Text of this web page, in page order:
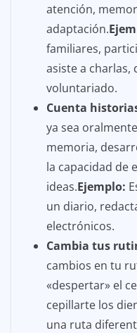
atención,
adaptación.
familiares,
asiste a charlas,
voluntariado.
Cuenta
ya sea
memoria,
la capacidad de
ideas.Ejemplo:
un diario,
electrónicos.
Cambia tus
cambios en tu
«despertar» el
cepillarte los
una ruta